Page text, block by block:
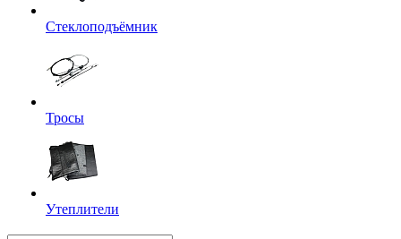
Стеклоподъёмник
Тросы
Утеплители